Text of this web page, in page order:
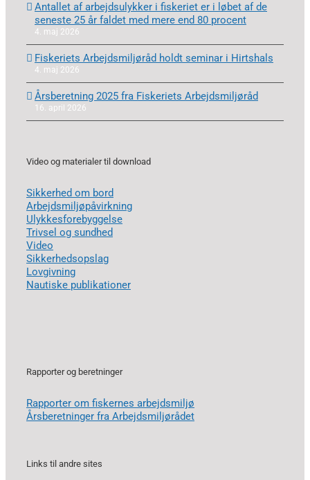
Antallet af arbejdsulykker i fiskeriet er i løbet af de
seneste 25 år faldet med mere end 80 procent
4. maj 2026
Fiskeriets Arbejdsmiljøråd holdt seminar i Hirtshals
4. maj 2026
Årsberetning 2025 fra Fiskeriets Arbejdsmiljøråd
16. april 2026
Video og materialer til download
Sikkerhed om bord
Arbejdsmiljøpåvirkning
Ulykkesforebyggelse
Trivsel og sundhed
Video
Sikkerhedsopslag
Lovgivning
Nautiske publikationer
Rapporter og beretninger
Rapporter om fiskernes arbejdsmiljø
Årsberetninger fra Arbejdsmiljørådet
Links til andre sites